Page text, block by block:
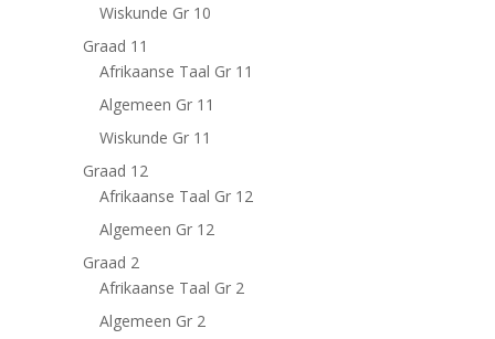
Wiskunde Gr 10
Graad 11
Afrikaanse Taal Gr 11
Algemeen Gr 11
Wiskunde Gr 11
Graad 12
Afrikaanse Taal Gr 12
Algemeen Gr 12
Graad 2
Afrikaanse Taal Gr 2
Algemeen Gr 2